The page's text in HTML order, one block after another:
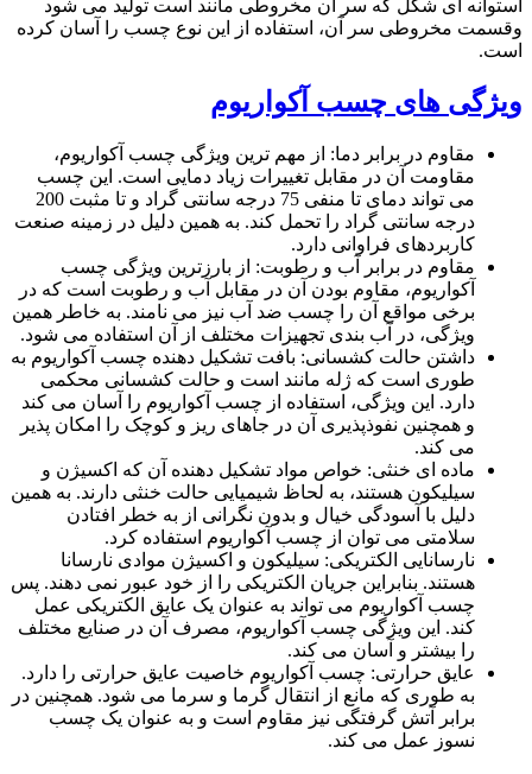
استوانه ای شکل که سر آن مخروطی مانند است تولید می شود
وقسمت مخروطی سر آن، استفاده از این نوع چسب را آسان کرده
است.
ویژگی های چسب آکواریوم
مقاوم در برابر دما: از مهم ترین ویژگی چسب آکواریوم،
مقاومت آن در مقابل تغییرات زیاد دمایی است. این چسب
می تواند دمای تا منفی 75 درجه سانتی گراد و تا مثبت 200
درجه سانتی گراد را تحمل کند. به همین دلیل در زمینه صنعت
کاربردهای فراوانی دارد.
مقاوم در برابر آب و رطوبت: از بارزترین ویژگی چسب
آکواریوم، مقاوم بودن آن در مقابل آب و رطوبت است که در
برخی مواقع آن را چسب ضد آب نیز می نامند. به خاطر همین
ویژگی، در آب بندی تجهیزات مختلف از آن استفاده می شود.
داشتن حالت کشسانی: بافت تشکیل دهنده چسب آکواریوم به
طوری است که ژله مانند است و حالت کشسانی محکمی
دارد. این ویژگی، استفاده از چسب آکواریوم را آسان می کند
و همچنین نفوذپذیری آن در جاهای ریز و کوچک را امکان پذیر
می کند.
ماده ای خنثی: خواص مواد تشکیل دهنده آن که اکسیژن و
سیلیکون هستند، به لحاظ شیمیایی حالت خنثی دارند. به همین
دلیل با آسودگی خیال و بدون نگرانی از به خطر افتادن
سلامتی می توان از چسب آکواریوم استفاده کرد.
نارسانایی الکتریکی: سیلیکون و اکسیژن موادی نارسانا
هستند. بنابراین جریان الکتریکی را از خود عبور نمی دهند. پس
چسب آکواریوم می تواند به عنوان یک عایق الکتریکی عمل
کند. این ویژگی چسب آکواریوم، مصرف آن در صنایع مختلف
را بیشتر و آسان می کند.
عایق حرارتی: چسب آکواریوم خاصیت عایق حرارتی را دارد.
به طوری که مانع از انتقال گرما و سرما می شود. همچنین در
برابر آتش گرفتگی نیز مقاوم است و به عنوان یک چسب
نسوز عمل می کند.